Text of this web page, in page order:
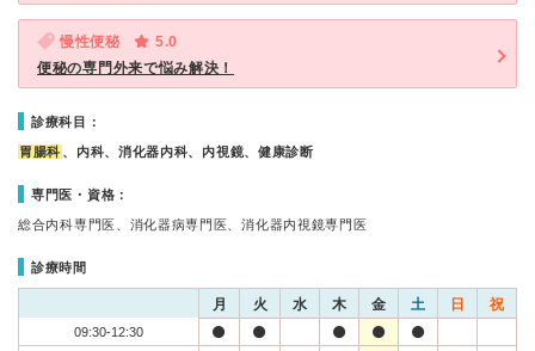
慢性便秘
5.0
便秘の専門外来で悩み解決！
診療科目：
胃腸科 、内科、消化器内科、内視鏡、健康診断
専門医・資格：
総合内科専門医、消化器病専門医、消化器内視鏡専門医
診療時間
月 火 水 木 金 土 日 祝
09:30-12:30